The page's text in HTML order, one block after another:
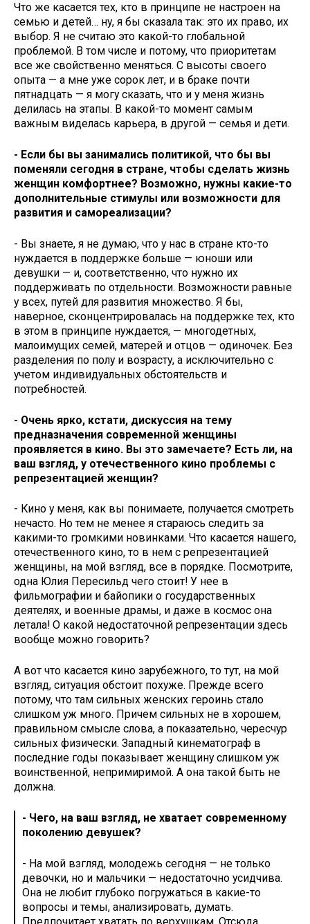
Что же касается тех, кто в принципе не настроен на
семью и детей… ну, я бы сказала так: это их право, их
выбор. Я не считаю это какой-то глобальной
проблемой. В том числе и потому, что приоритетам
все же свойственно меняться. С высоты своего
опыта — а мне уже сорок лет, и в браке почти
пятнадцать — я могу сказать, что и у меня жизнь
делилась на этапы. В какой-то момент самым
важным виделась карьера, в другой — семья и дети.
- Если бы вы занимались политикой, что бы вы
поменяли сегодня в стране, чтобы сделать жизнь
женщин комфортнее? Возможно, нужны какие-то
дополнительные стимулы или возможности для
развития и самореализации?
- Вы знаете, я не думаю, что у нас в стране кто-то
нуждается в поддержке больше — юноши или
девушки — и, соответственно, что нужно их
поддерживать по отдельности. Возможности равные
у всех, путей для развития множество. Я бы,
наверное, сконцентрировалась на поддержке тех, кто
в этом в принципе нуждается, — многодетных,
малоимущих семей, матерей и отцов — одиночек. Без
разделения по полу и возрасту, а исключительно с
учетом индивидуальных обстоятельств и
потребностей.
- Очень ярко, кстати, дискуссия на тему
предназначения современной женщины
проявляется в кино. Вы это замечаете? Есть ли, на
ваш взгляд, у отечественного кино проблемы с
репрезентацией женщин?
- Кино у меня, как вы понимаете, получается смотреть
нечасто. Но тем не менее я стараюсь следить за
какими-то громкими новинками. Что касается нашего,
отечественного кино, то в нем с репрезентацией
женщины, на мой взгляд, все в порядке. Посмотрите,
одна Юлия Пересильд чего стоит! У нее в
фильмографии и байопики о государственных
деятелях, и военные драмы, и даже в космос она
летала! О какой недостаточной репрезентации здесь
вообще можно говорить?
А вот что касается кино зарубежного, то тут, на мой
взгляд, ситуация обстоит похуже. Прежде всего
потому, что там сильных женских героинь стало
слишком уж много. Причем сильных не в хорошем,
правильном смысле слова, а показательно, чересчур
сильных физически. Западный кинематограф в
последние годы показывает женщину слишком уж
воинственной, непримиримой. А она такой быть не
должна.
- Чего, на ваш взгляд, не хватает современному
поколению девушек?
- На мой взгляд, молодежь сегодня — не только
девочки, но и мальчики — недостаточно усидчива.
Она не любит глубоко погружаться в какие-то
вопросы и темы, анализировать, думать.
Предпочитает хватать по верхушкам. Отсюда